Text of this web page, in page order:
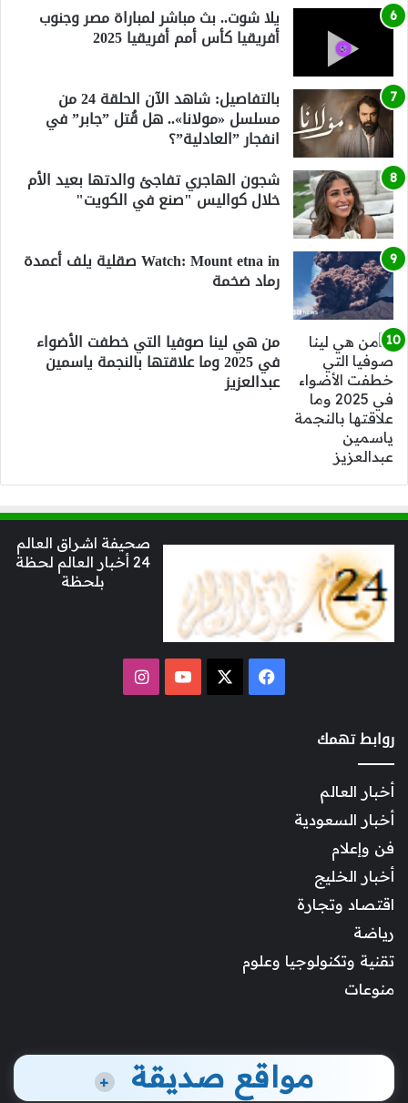
يلا شوت.. بث مباشر لمباراة مصر وجنوب
أفريقيا كأس أمم أفريقيا 2025
بالتفاصيل: شاهد الآن الحلقة 24 من
مسلسل «مولانا».. هل قُتل ”جابر” في
انفجار ”العادلية”؟
شجون الهاجري تفاجئ والدتها بعيد الأم
خلال كواليس "صنع في الكويت"
Watch: Mount etna in صقلية يلف أعمدة
رماد ضخمة
من هي لينا صوفيا التي خطفت الأضواء
في 2025 وما علاقتها بالنجمة ياسمين
عبدالعزيز
صحيفة اشراق العالم
24 أخبار العالم لحظة
بلحظة
فيسبوك ‫YouTubeانستقرام
روابط تهمك
أخبار العالم
أخبار السعودية
فن وإعلام
أخبار الخليج
اقتصاد وتجارة
رياضة
تقنية وتكنولوجيا وعلوم
منوعات
مواقع صديقة +